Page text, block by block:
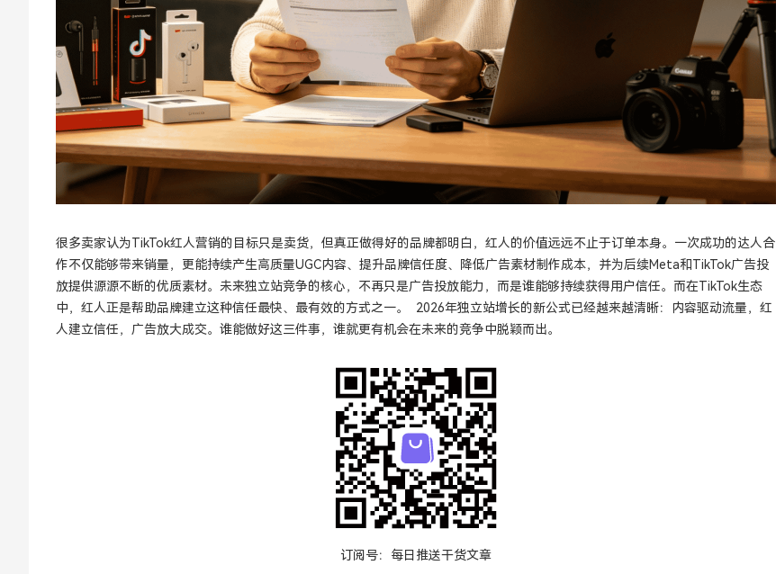
很多卖家认为TikTok红人营销的目标只是卖货，但真正做得好的品牌都明白，红人的价值远远不止于订单本身。一次成功的达人合
作不仅能够带来销量，更能持续产生高质量UGC内容、提升品牌信任度、降低广告素材制作成本，并为后续Meta和TikTok广告投
放提供源源不断的优质素材。未来独立站竞争的核心，不再只是广告投放能力，而是谁能够持续获得用户信任。而在TikTok生态
中，红人正是帮助品牌建立这种信任最快、最有效的方式之一。 2026年独立站增长的新公式已经越来越清晰：内容驱动流量，红
人建立信任，广告放大成交。谁能做好这三件事，谁就更有机会在未来的竞争中脱颖而出。
订阅号：每日推送干货文章